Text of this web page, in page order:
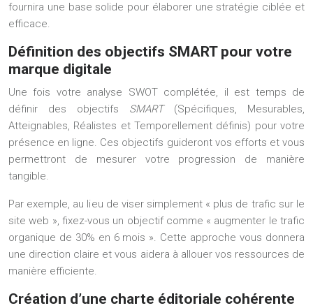
fournira une base solide pour élaborer une stratégie ciblée et
efficace.
Définition des objectifs SMART pour votre
marque digitale
Une fois votre analyse SWOT complétée, il est temps de
définir des objectifs SMART (Spécifiques, Mesurables,
Atteignables, Réalistes et Temporellement définis) pour votre
présence en ligne. Ces objectifs guideront vos efforts et vous
permettront de mesurer votre progression de manière
tangible.
Par exemple, au lieu de viser simplement « plus de trafic sur le
site web », fixez-vous un objectif comme « augmenter le trafic
organique de 30% en 6 mois ». Cette approche vous donnera
une direction claire et vous aidera à allouer vos ressources de
manière efficiente.
Création d’une charte éditoriale cohérente